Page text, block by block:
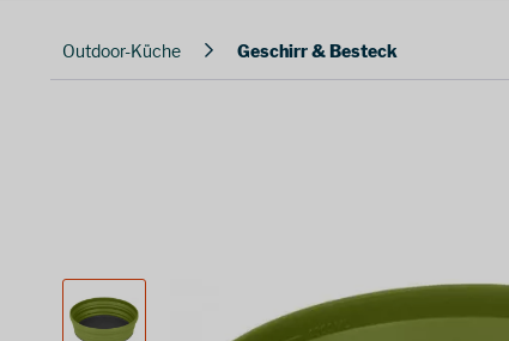
Outdoor-Küche Geschirr & Besteck